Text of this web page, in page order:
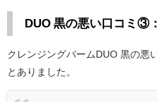
DUO 黒の悪い口コミ③
クレンジングバームDUO 黒の悪
とありました。